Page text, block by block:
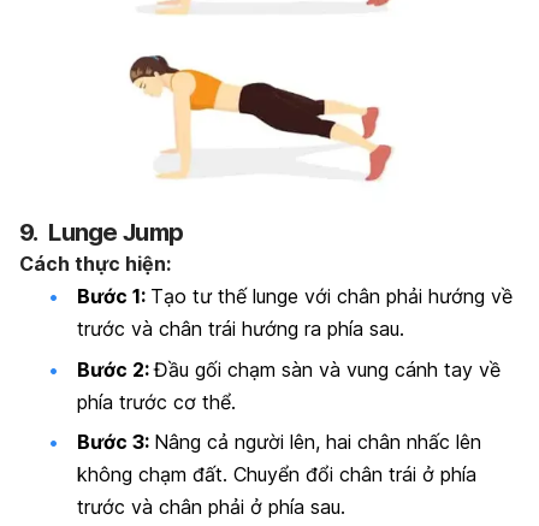
9. Lunge Jump
Cách thực hiện:
Bước 1: Tạo tư thế lunge với chân phải hướng về
trước và chân trái hướng ra phía sau.
Bước 2:Đầu gối chạm sàn và vung cánh tay về
phía trước cơ thể.
Bước 3: Nâng cả người lên, hai chân nhấc lên
không chạm đất. Chuyển đổi chân trái ở phía
trước và chân phải ở phía sau.